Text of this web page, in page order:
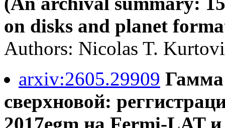
on disks and planet
Authors: Nicolas T.
arxiv:2605.29909 Гамма
сверхновой: